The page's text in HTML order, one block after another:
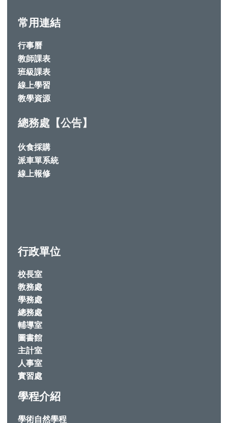
常用連結
行事曆
教師課表
班級課表
線上學習
教學資源
總務處【公告】
伙食採購
派車單系統
線上報修
行政單位
校長室
教務處
學務處
總務處
輔導室
圖書館
主計室
人事室
實習處
學程介紹
學術自然學程